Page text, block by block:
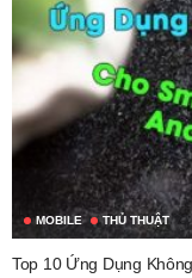
MOBILE THỦ THUẬT
Top 10 Ứng Dụng